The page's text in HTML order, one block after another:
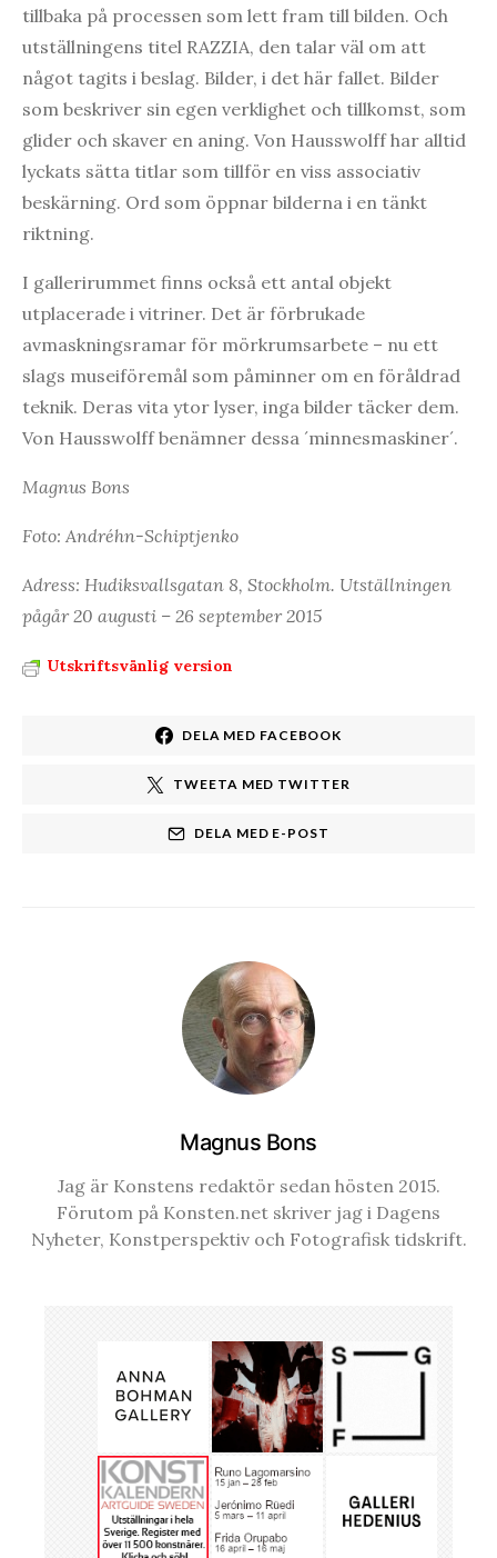
tillbaka på processen som lett fram till bilden. Och
utställningens titel RAZZIA, den talar väl om att
något tagits i beslag. Bilder, i det här fallet. Bilder
som beskriver sin egen verklighet och tillkomst, som
glider och skaver en aning. Von Hausswolff har alltid
lyckats sätta titlar som tillför en viss associativ
beskärning. Ord som öppnar bilderna i en tänkt
riktning.
I gallerirummet finns också ett antal objekt
utplacerade i vitriner. Det är förbrukade
avmaskningsramar för mörkrumsarbete – nu ett
slags museiföremål som påminner om en föråldrad
teknik. Deras vita ytor lyser, inga bilder täcker dem.
Von Hausswolff benämner dessa ´minnesmaskiner´.
Magnus Bons
Foto: Andréhn-Schiptjenko
Adress: Hudiksvallsgatan 8, Stockholm. Utställningen
pågår 20 augusti – 26 september 2015
Utskriftsvänlig version
DELA MED FACEBOOK
TWEETA MED TWITTER
DELA MED E-POST
Magnus Bons
Jag är Konstens redaktör sedan hösten 2015.
Förutom på Konsten.net skriver jag i Dagens
Nyheter, Konstperspektiv och Fotografisk tidskrift.